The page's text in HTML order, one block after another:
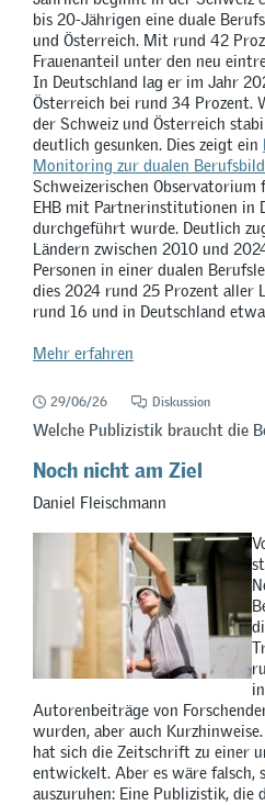
bis 20-Jährigen eine duale
und Österreich. Mit rund 42
Frauenanteil unter den neu
In Deutschland lag er im Jahr
Österreich bei rund 34 Prozent.
der Schweiz und Österreich
deutlich gesunken. Dies zeigt ein
Monitoring zur dualen
Schweizerischen Observatorium
EHB mit Partnerinstitutionen in
durchgeführt wurde. Deutlich
Ländern zwischen 2010 und
Personen in einer dualen
dies 2024 rund 25 Prozent aller
rund 16 und in Deutschland
Mehr erfahren
29/06/26 Diskussion
Welche Publizistik braucht die
Noch nicht am Ziel
Daniel Fleischmann
Autorenbeiträge von
wurden, aber auch
hat sich die Zeitschrift zu einer
entwickelt. Aber es wäre falsch,
auszuruhen: Eine Publizistik, die